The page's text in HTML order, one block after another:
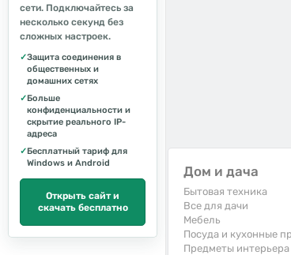
сети. Подключайтесь за
несколько секунд без
сложных настроек.
✓Защита соединения в
общественных и
домашних сетях
✓Больше
конфиденциальности и
скрытие реального IP-
адреса
✓Бесплатный тариф для
Windows и Android
Открыть сайт и
скачать бесплатно
Дом и дача
Бытовая техника
Все для дачи
Мебель
Посуда и кухонные
Предметы интерьера